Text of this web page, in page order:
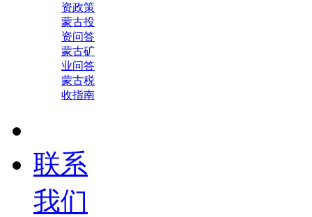
资政策
蒙古投
资问答
蒙古矿
业问答
蒙古税
收指南
联系
我们